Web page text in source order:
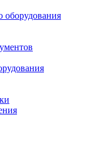
оборудования